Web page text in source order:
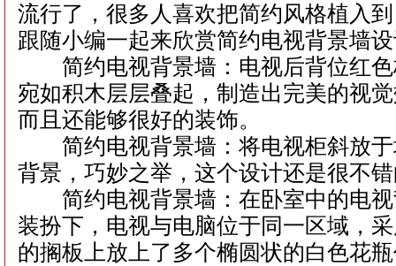
流行了，很多人喜欢把简约风格植入
跟随小编一起来欣赏简约电视背景墙
简约电视背景墙：电视后背位红色
宛如积木层层叠起，制造出完美的视
而且还能够很好的装饰。
简约电视背景墙：将电视柜斜放于
背景，巧妙之举，这个设计还是很不
简约电视背景墙：在卧室中的电视
装扮下，电视与电脑位于同一区域，
的搁板上放上了多个椭圆状的白色花